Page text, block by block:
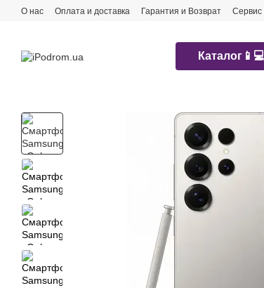
Перейти к основному контенту
О нас Оплата и доставка Гарантия и Возврат Сервис